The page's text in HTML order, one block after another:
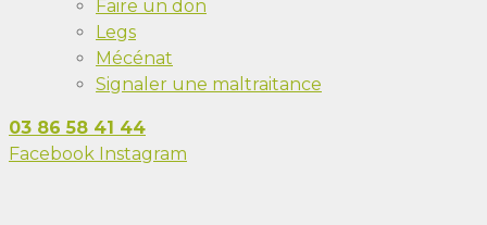
Faire un don
Legs
Mécénat
Signaler une maltraitance
03 86 58 41 44
Facebook Instagram